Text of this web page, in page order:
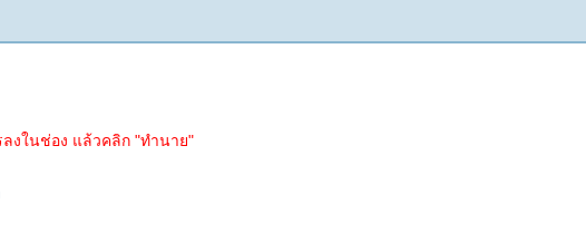
ลงในช่อง แล้วคลิก "ทำนาย"